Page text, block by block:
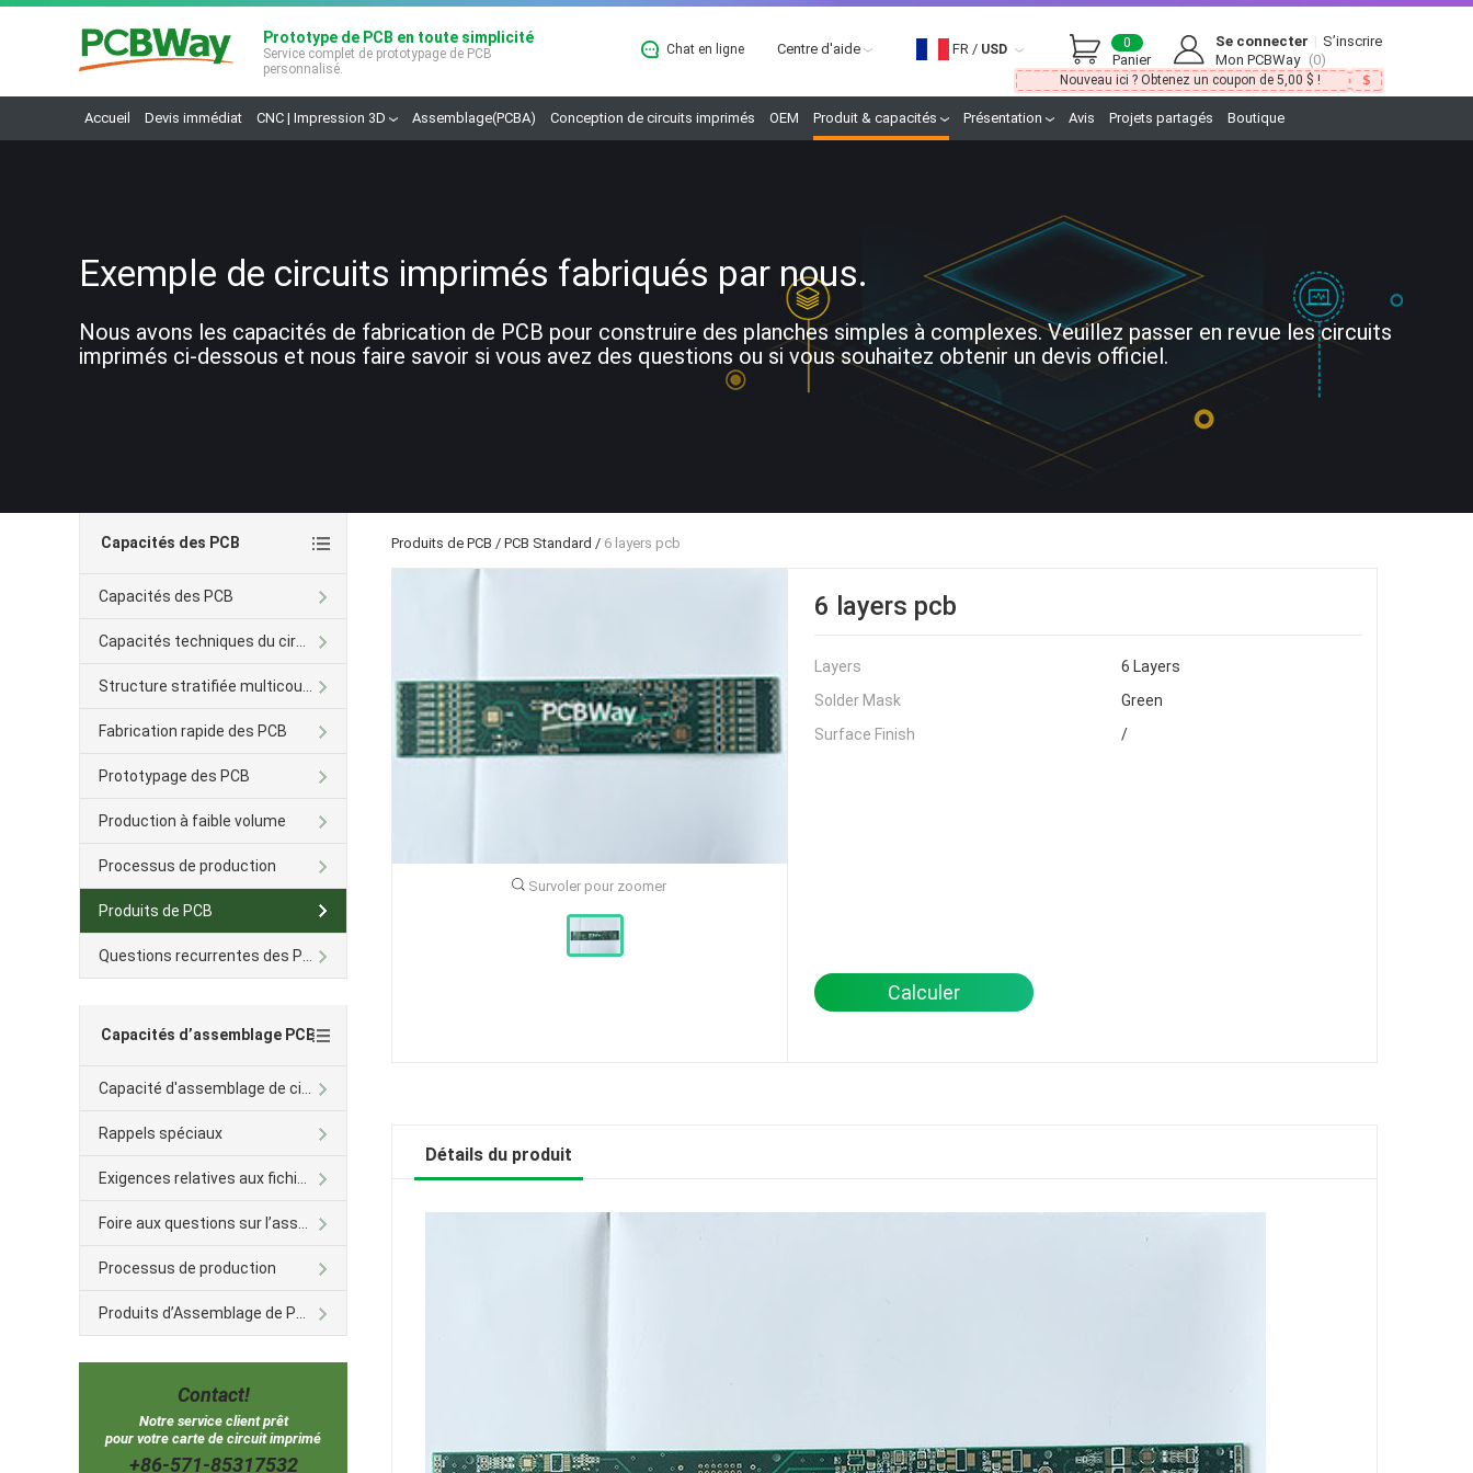
Prototype de PCB en toute simplicité
Service complet de prototypage de PCB
personnalisé.
Chat en ligne Centre d'aide FR / USD
Panier
0 Se connecter
S’inscrire
Mon PCBWay (0)
Nouveau ici ? Obtenez un coupon de 5,00 $ !
Accueil Devis immédiat CNC | Impression 3D Assemblage(PCBA) Conception de circuits imprimés OEM Produit & capacités Présentation Avis Projets partagés Boutique
Exemple de circuits imprimés fabriqués par nous.
Nous avons les capacités de fabrication de PCB pour construire des planches simples à complexes. Veuillez passer en revue les circuits
imprimés ci-dessous et nous faire savoir si vous avez des questions ou si vous souhaitez obtenir un devis officiel.
Produits de PCB / PCB Standard / 6 layers pcb
Survoler pour zoomer
6 layers pcb
Layers
6 Layers
Solder Mask
Green
Surface Finish
/
Calculer
Détails du produit
Capacités des PCB
Capacités des PCB
Fabrication rapide des PCB
Prototypage des PCB
Production à faible volume
Processus de production
Produits de PCB
Capacités d’assemblage PCB
Rappels spéciaux
Processus de production
Contact!
Notre service client prêt
pour votre carte de circuit imprimé
+86-571-85317532